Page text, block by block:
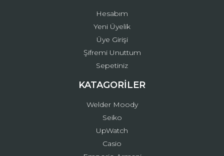
Hesabım
Yeni Üyelik
Üye Girişi
Şifremi Unuttum
Sepetiniz
KATAGORİLER
Welder Moody
Seiko
UpWatch
Casio